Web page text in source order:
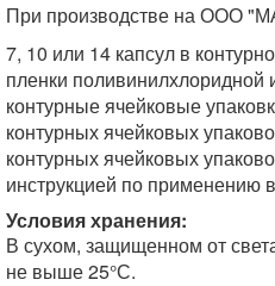
При производстве на ООО
7, 10 или 14 капсул в
пленки
контурные ячейковые
контурных ячейковых
контурных ячейковых
инструкцией по применению
Условия хранения:
В сухом, защищенном от
не выше 25°С.